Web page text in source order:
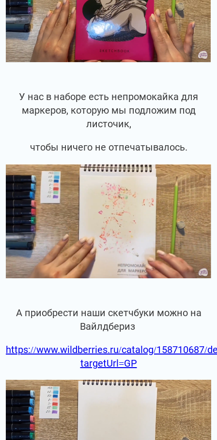
У нас в наборе есть непромокайка для
маркеров, которую мы подложим под
листочик,
чтобы ничего не отпечатывалось.
А приобрести наши скетчбуки можно на
Вайлдбериз
https://www.wildberries.ru/catalog/158710687/
targetUrl=GP